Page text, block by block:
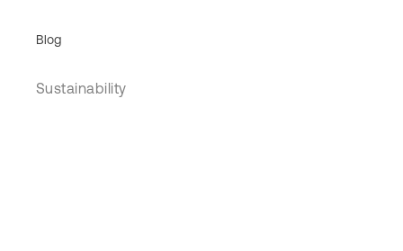
Blog
Sustainability